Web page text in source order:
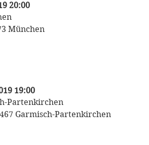
19:00
Partenkirchen
Garmisch-Partenkirchen
20:00
München